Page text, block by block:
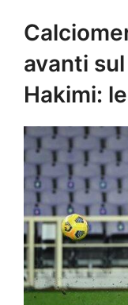
avanti
Hakimi: